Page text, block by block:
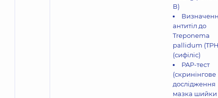
В)
антитіл до
Treponema
pallidum
(сифіліс)
PAP-тест
(скринінгове
дослідження
мазка шийки